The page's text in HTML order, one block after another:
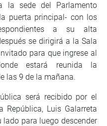
la sede del Parlamento
puerta principal- con los
a su alta
se dirigirá a la Sala
para que ingrese al
estará reunida la
las 9 de la mañana.
será recibido por el
República, Luis Galarreta
para luego descender